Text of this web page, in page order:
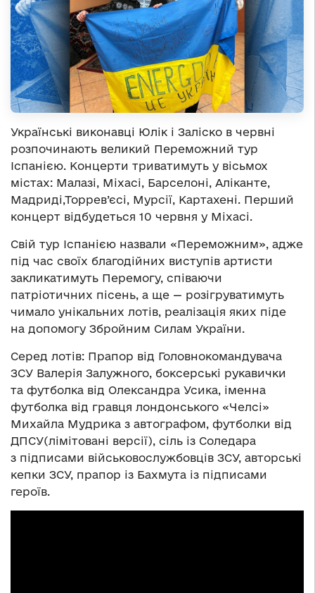
Українські виконавці Юлік і Заліско в червні
розпочинають великий Переможний тур
Іспанією. Концерти триватимуть у вісьмох
містах: Малазі, Міхасі, Барселоні, Аліканте,
Мадриді,Торрев’єсі, Мурсії, Картахені. Перший
концерт відбудеться 10 червня у Міхасі.
Свій тур Іспанією назвали «Переможним», адже
під час своїх благодійних виступів артисти
закликатимуть Перемогу, співаючи
патріотичних пісень, а ще — розігруватимуть
чимало унікальних лотів, реалізація яких піде
на допомогу Збройним Силам України.
Серед лотів: Прапор від Головнокомандувача
ЗСУ Валерія Залужного, боксерські рукавички
та футболка від Олександра Усика, іменна
футболка від гравця лондонського «Челсі»
Михайла Мудрика з автографом, футболки від
ДПСУ(лімітовані версії), сіль із Соледара
з підписами військовослужбовців ЗСУ, авторські
кепки ЗСУ, прапор із Бахмута із підписами
героїв.